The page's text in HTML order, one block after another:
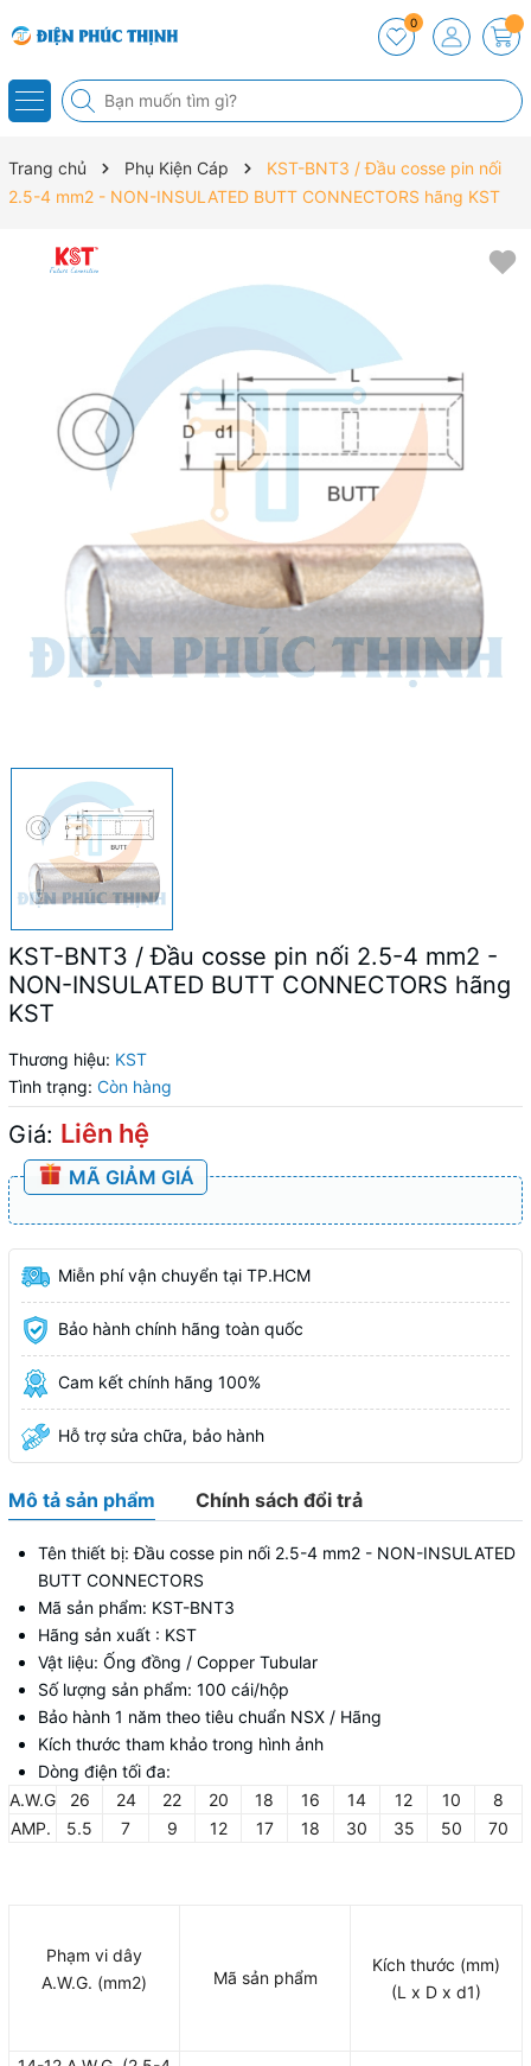
0
Trang chủ Phụ Kiện Cáp
KST-BNT3 / Đầu cosse pin nối
2.5-4 mm2 - NON-INSULATED BUTT CONNECTORS hãng KST
KST-BNT3 / Đầu cosse pin nối 2.5-4 mm2 -
NON-INSULATED BUTT CONNECTORS hãng
KST
Thương hiệu: KST
Tình trạng: Còn hàng
Giá: Liên hệ
MÃ GIẢM GIÁ
Miễn phí vận chuyển tại TP.HCM
Bảo hành chính hãng toàn quốc
Cam kết chính hãng 100%
Hỗ trợ sửa chữa, bảo hành
Mô tả sản phẩm Chính sách đổi trả
Tên thiết bị: Đầu cosse pin nối 2.5-4 mm2 - NON-INSULATED
BUTT CONNECTORS
Mã sản phẩm: KST-BNT3
Hãng sản xuất : KST
Vật liệu: Ống đồng / Copper Tubular
Số lượng sản phẩm: 100 cái/hộp
Bảo hành 1 năm theo tiêu chuẩn NSX / Hãng
Kích thước tham khảo trong hình ảnh
Dòng điện tối đa:
A.W.G
26 24 22 20 18 16 14 12 10
8
AMP.
5.5 7 9 12 17 18 30 35 50 70
Phạm vi dây
A.W.G. (mm2)
Mã sản phẩm
Kích thước (mm)
(L x D x d1)